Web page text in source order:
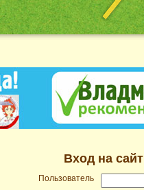
Вход на сайт
Пользователь